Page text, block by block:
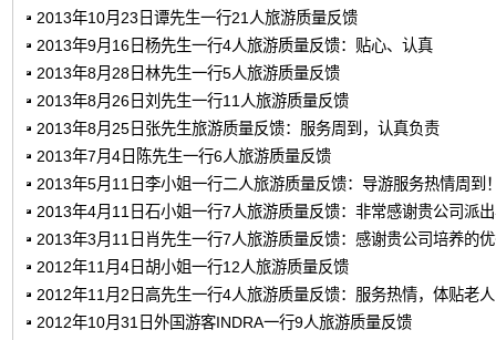
2013年10月23日谭先生一行21人旅游质量反馈
2013年9月16日杨先生一行4人旅游质量反馈：贴心、认真
2013年8月28日林先生一行5人旅游质量反馈
2013年8月26日刘先生一行11人旅游质量反馈
2013年8月25日张先生旅游质量反馈：服务周到，认真负责
2013年7月4日陈先生一行6人旅游质量反馈
2013年5月11日李小姐一行二人旅游质量反馈：导游服务热情周到
2013年4月11日石小姐一行7人旅游质量反馈：非常感谢贵公司派
2013年3月11日肖先生一行7人旅游质量反馈：感谢贵公司培养的
2012年11月4日胡小姐一行12人旅游质量反馈
2012年11月2日高先生一行4人旅游质量反馈：服务热情，体贴老
2012年10月31日外国游客INDRA一行9人旅游质量反馈